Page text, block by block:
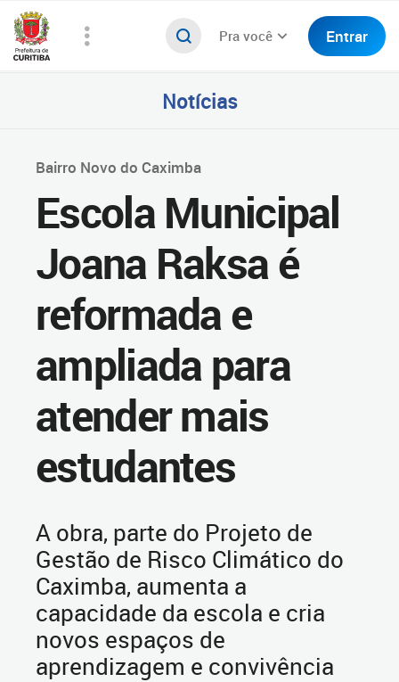
Pra você Entrar
Notícias
Bairro Novo do Caximba
Escola Municipal
Joana Raksa é
reformada e
ampliada para
atender mais
estudantes
A obra, parte do Projeto de
Gestão de Risco Climático do
Caximba, aumenta a
capacidade da escola e cria
novos espaços de
aprendizagem e convivência